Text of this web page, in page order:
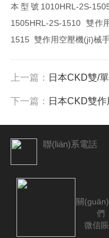
本型號1010HRL-2S-
1505HRL-2S-1510 雙作
1515 雙作用空壓機(jī)械
上一篇： 日本CKD雙/
下一篇： 日本CKD雙
聯(lián)系電話
關
們
微信